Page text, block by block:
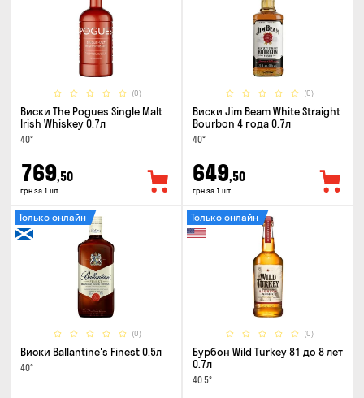
(0)
Виски The Pogues Single Malt
Irish Whiskey 0.7л
40°
769,50
грн за 1 шт
(0)
Виски Jim Beam White Straight
Bourbon 4 года 0.7л
40°
649,50
грн за 1 шт
(0)
Только онлайн
Виски Ballantine's Finest 0.5л
40°
(0)
Только онлайн
Бурбон Wild Turkey 81 до 8 лет
0.7л
40.5°